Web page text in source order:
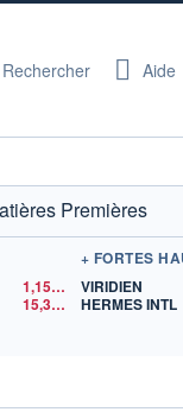
Rechercher Aide
Premières
1,1523
$US
15,31$US
VIRIDIEN
HERMES INTL